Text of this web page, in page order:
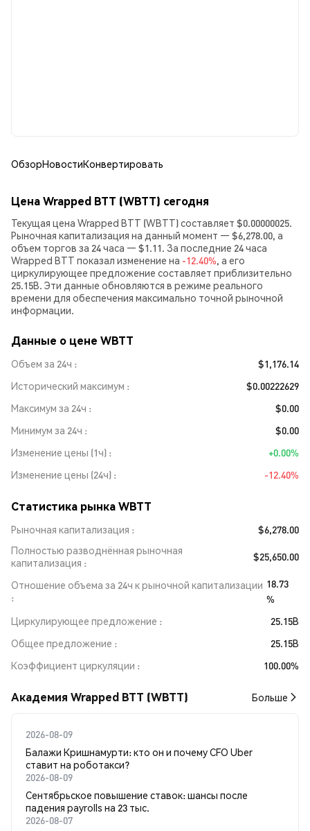
ОбзорНовостиКонвертировать
Цена Wrapped BTT (WBTT) сегодня
Текущая цена Wrapped BTT (WBTT) составляет $0.00000025.
Рыночная капитализация на данный момент — $6,278.00, а
объем торгов за 24 часа — $1.11. За последние 24 часа
Wrapped BTT показал изменение на -12.40%, а его
циркулирующее предложение составляет приблизительно
25.15B. Эти данные обновляются в режиме реального
времени для обеспечения максимально точной рыночной
информации.
Данные о цене WBTT
Объем за 24ч
$1,176.14
Исторический максимум
$0.00222629
Максимум за 24ч
$0.00
Минимум за 24ч
$0.00
Изменение цены (1ч)
+0.00%
Изменение цены (24ч)
-12.40%
Статистика рынка WBTT
Рыночная капитализация
$6,278.00
Полностью разводнённая рыночная
капитализация
$25,650.00
Отношение объема за 24ч к рыночной капитализации 18.73
%
Циркулирующее предложение
25.15B
Общее предложение
25.15B
Коэффициент циркуляции
100.00%
Академия Wrapped BTT (WBTT) Больше
2026-08-09
Балажи Кришнамурти: кто он и почему CFO Uber
ставит на роботакси?
2026-08-09
Сентябрьское повышение ставок: шансы после
падения payrolls на 23 тыс.
2026-08-07